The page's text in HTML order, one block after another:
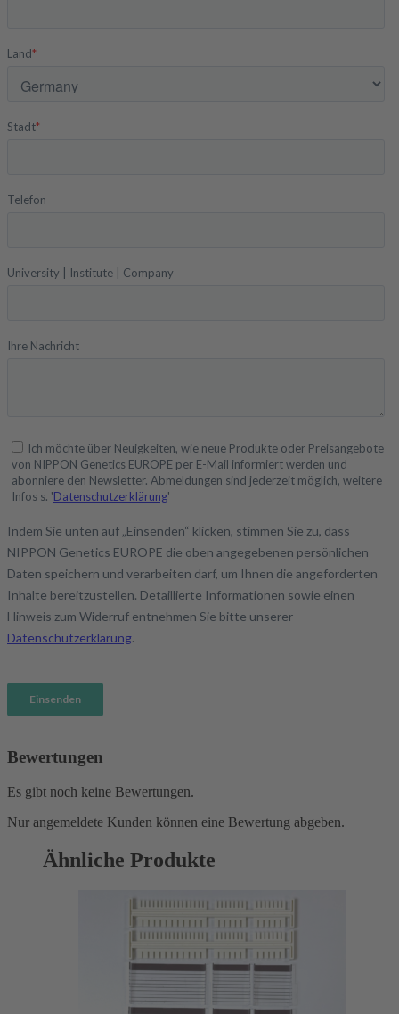
Bewertungen
Es gibt noch keine Bewertungen.
Nur angemeldete Kunden können eine Bewertung abgeben.
Ähnliche Produkte